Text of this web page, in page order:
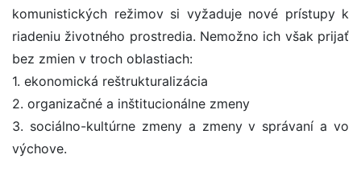
komunistických režimov si vyžaduje nové prístupy k
riadeniu životného prostredia. Nemožno ich však prijať
bez zmien v troch oblastiach:
1. ekonomická reštrukturalizácia
2. organizačné a inštitucionálne zmeny
3. sociálno-kultúrne zmeny a zmeny v správaní a vo
výchove.